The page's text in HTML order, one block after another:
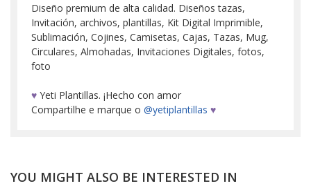
Diseño premium de alta calidad. Diseños tazas,
Invitación, archivos, plantillas, Kit Digital Imprimible,
Sublimación, Cojines, Camisetas, Cajas, Tazas, Mug,
Circulares, Almohadas, Invitaciones Digitales, fotos,
foto
♥ Yeti Plantillas. ¡Hecho con amor
Compartilhe e marque o @yetiplantillas ♥
YOU MIGHT ALSO BE INTERESTED IN